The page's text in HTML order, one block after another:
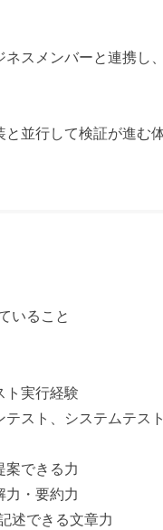
スメンバーと連携し
並行して検証が進む
いること
ト実行経験
スト、システムテス
案できる力
力・要約力
述できる文章力